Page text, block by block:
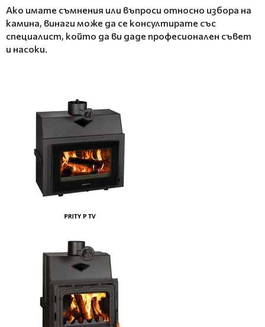
Ако имате съмнения или въпроси относно избора на
камина, винаги може да се консултирате със
специалист, който да ви даде професионален съвет
и насоки.